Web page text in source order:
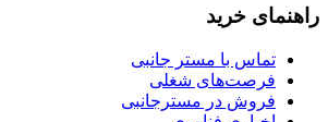
راهنمای خرید
تماس با مستر جانبی
فرصت‌های شغلی
فروش در مسترجانبی